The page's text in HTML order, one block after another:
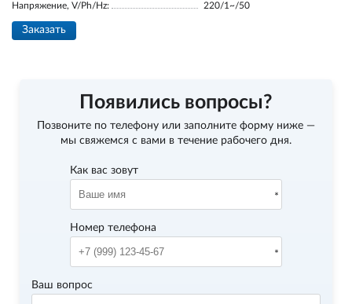
Напряжение, V/Ph/Hz:
220/1~/50
Заказать
Появились вопросы?
Позвоните по телефону или заполните форму ниже —
мы свяжемся с вами в течение рабочего дня.
Как вас зовут
Номер телефона
Ваш вопрос